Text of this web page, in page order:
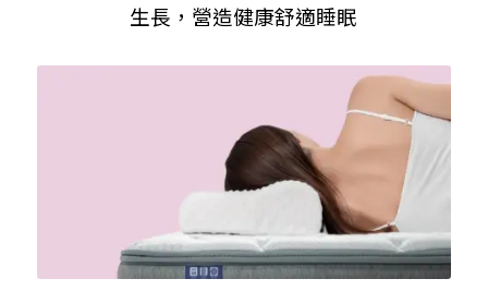
生長，營造健康舒適睡眠